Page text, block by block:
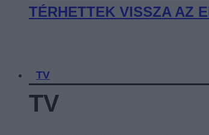
TÉRHETTEK VISSZA AZ
TV
TV